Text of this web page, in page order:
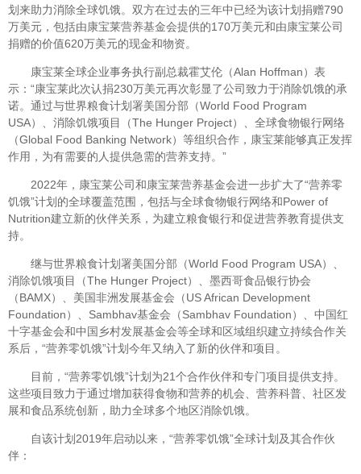
划来助力消除全球饥饿。双方在过去的三年中已经为该计划捐赠790
万美元，包括由康宝莱营养基金会提供的170万美元和由康宝莱公司
捐赠的价值620万美元的现金和物资。
康宝莱全球企业事务执行副总裁霍艾伦（Alan Hoffman）表
示：“康宝莱此次认捐230万美元再次彰显了公司致力于消除饥饿的承
诺。通过与世界粮食计划署美国分部（World Food Program
USA）、消除饥饿项目（The Hunger Project）、全球食物银行网络
（Global Food Banking Network）等组织合作，康宝莱能够真正发挥
作用，为有需要的人提供急需的营养支持。”
2022年，康宝莱公司和康宝莱营养基金会进一步扩大了“营养零
饥饿”计划的全球覆盖范围，包括与全球食物银行网络和Power of
Nutrition建立新的伙伴关系，为建立粮食银行和促进营养教育提供支
持。
继与世界粮食计划署美国分部（World Food Program USA）、
消除饥饿项目（The Hunger Project）、墨西哥食品银行协会
（BAMX）、美国非洲发展基金会（US African Development
Foundation）、Sambhav基金会（Sambhav Foundation）、中国红
十字基金会和中国乡村发展基金会等全球和区域组织建立持续合作关
系后，“营养零饥饿”计划今年又纳入了新的伙伴和项目。
目前，“营养零饥饿”计划为21个合作伙伴和专门项目提供支持。
这些项目致力于通过增加获得食物和营养的机会、营养科普、社区发
展和食品系统创新，助力全球多个地区消除饥饿。
自该计划2019年启动以来，“营养零饥饿”全球计划及其合作伙
伴：